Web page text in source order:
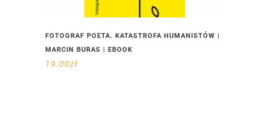
FOTOGRAF POETA. KATASTROFA HUMANISTÓW |
MARCIN BURAS | EBOOK
19.00zł